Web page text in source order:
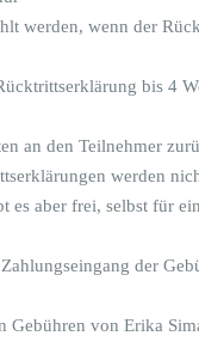
werden, wenn der
bis 4
an den Teilnehmer
werden
es aber frei, selbst für
der
Gebühren von Erika